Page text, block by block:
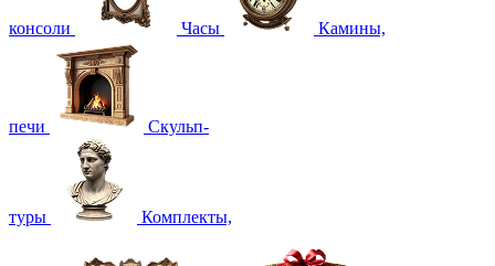
консоли Часы Камины,
печи Скульп-
туры Комплекты,